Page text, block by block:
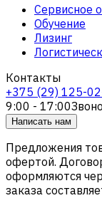
Сервисное
Обучение
Лизинг
Контакты
+375 (29) 125-
9:00 - 17:00
Написать нам
Предложения
офертой.
оформляются
заказа